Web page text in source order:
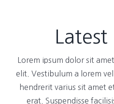
Lorem ipsum dolor sit
elit. Vestibulum a lorem
hendrerit varius sit amet
erat. Suspendisse